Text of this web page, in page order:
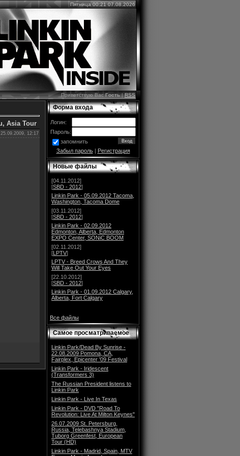
Пятница 00:21 07.08.2026
Приветствую ВасГость|RSS
Asia Tour
25.09.2009, 12:17
Форма входа
Логин:
Пароль:
запомнить
Забыл пароль| Регистрация
Новые файлы
[04.11.2012]
[SBD - 2012]
Linkin Park - 05.09.2012 Tacoma,
Washington, Tacoma Dome
[03.11.2012]
[SBD - 2012]
Linkin Park - 02.09.2012
Edmonton, Alberta, Edmonton
EXPO Center, SONiC BOOM
[02.11.2012]
[LPTV]
LPTV - Breed Crows And They
Will Take Out Your Eyes
[22.10.2012]
[SBD - 2012]
Linkin Park - 01.09.2012 Calgary,
Alberta, Fort Calgary
Все файлы
Самое просматриваемое
Linkin Park/Dead By Sunrise -
22.08.2009 Pomona, CA,
Fairplex, Epicenter '09 Festival
Linkin Park - Iridescent
(Transformers 3)
The Russian President listens to
Linkin Park
Linkin Park - Live In Texas
Linkin Park - DVD "Road To
Revolution: Live At Milton Keynes"
26.07.2009 St. Petersburg,
Russia, Telebashnya Stadium,
Tuborg Greenfest, European
Tour (HD)
Linkin Park - Madrid, Spain, MTV